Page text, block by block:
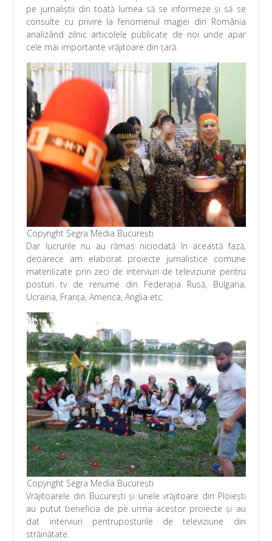
o
o
k
st A
p
p
az
ă
pe jurnaliștii din toată lumea să se informeze și să se
consulte cu privire la fenomenul magiei din România
analizând zilnic articolele publicate de noi unde apar
cele mai importante vrăjitoare din țară.
Copyright Segra Media București
Dar lucrurile nu au rămas niciodată în această fază,
deoarece am elaborat proiecte jurnalistice comune
materilizate prin zeci de interviuri de televiziune pentru
posturi tv de renume din Federația Rusă, Bulgaria,
Ucraina, Franța, America, Anglia etc.
Copyright Segra Media București
Vrăjitoarele din București și unele vrăjitoare din Ploiești
au putut beneficia de pe urma acestor proiecte și au
dat interviuri pentruposturile de televiziune din
străinătate.